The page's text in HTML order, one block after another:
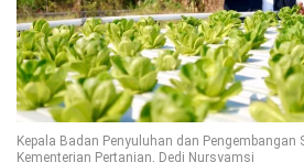
Kepala Badan Penyuluhan dan Pengembangan
Kementerian Pertanian, Dedi Nursyamsi